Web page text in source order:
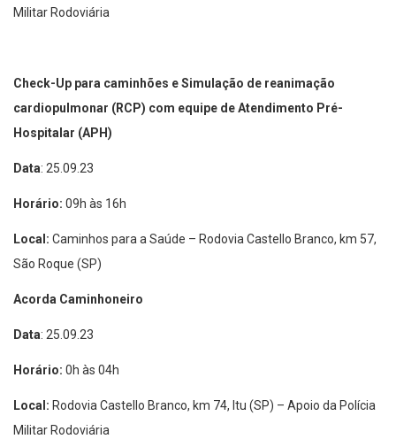
Militar Rodoviária
Check-Up para caminhões e Simulação de reanimação
cardiopulmonar (RCP) com equipe de Atendimento Pré-
Hospitalar (APH)
Data: 25.09.23
Horário: 09h às 16h
Local: Caminhos para a Saúde – Rodovia Castello Branco, km 57,
São Roque (SP)
Acorda Caminhoneiro
Data: 25.09.23
Horário: 0h às 04h
Local: Rodovia Castello Branco, km 74, Itu (SP) – Apoio da Polícia
Militar Rodoviária